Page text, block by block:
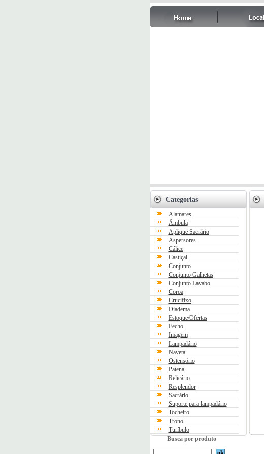
Categorias
Alamares
Âmbula
Aplique Sacrário
Aspersores
Cálice
Castiçal
Conjunto
Conjunto Galhetas
Conjunto Lavabo
Coroa
Crucifixo
Diadema
Estoque/Ofertas
Fecho
Imagem
Lampadário
Naveta
Ostensório
Patena
Relicário
Resplendor
Sacrário
Suporte para lampadário
Tocheiro
Trono
Turíbulo
Busca por produto